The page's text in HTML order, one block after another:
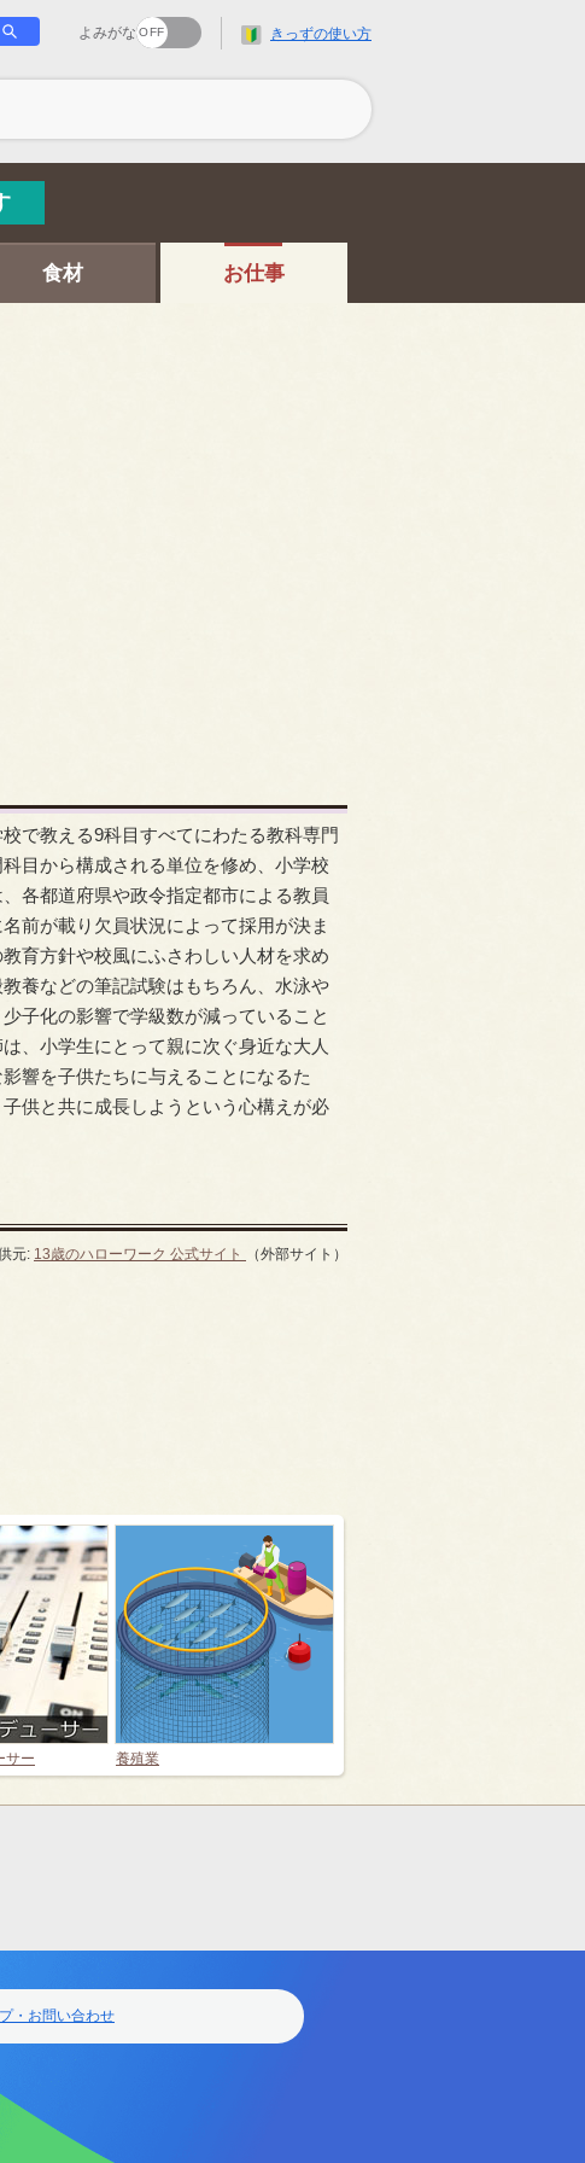
が
す
よみがな きっずの使い方
食材 お仕事
で教える9科目すべてにわたる教科専門
目から構成される単位を修め、小学校
各都道府県や政令指定都市による教員
前が載り欠員状況によって採用が決ま
育方針や校風にふさわしい人材を求め
養などの筆記試験はもちろん、水泳や
子化の影響で学級数が減っていること
、小学生にとって親に次ぐ身近な大人
響を子供たちに与えることになるた
供と共に成長しようという心構えが必
元: 13歳のハローワーク 公式サイト （外部サイト）
サー 養殖業
・お問い合わせ